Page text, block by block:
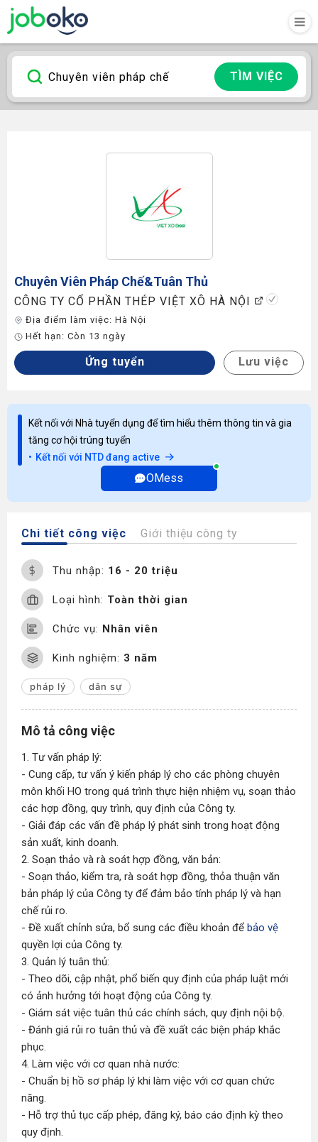
TÌM VIỆC
Chuyên Viên Pháp Chế&tuân Thủ
CÔNG TY CỔ PHẦN THÉP VIỆT XÔ HÀ NỘI
Địa điểm làm việc: Hà Nội
Hết hạn: Còn 13 ngày
Ứng tuyển Lưu việc
Kết nối với Nhà tuyển dụng để tìm hiểu thêm thông tin và gia
tăng cơ hội trúng tuyển
Kết nối với NTD đang active
OMess
Chi tiết công việc Giới thiệu công ty
Thu nhập: 16 - 20 triệu
Loại hình: Toàn thời gian
Chức vụ: Nhân viên
Kinh nghiệm: 3 năm
pháp lý dân sự
Mô tả công việc
1. Tư vấn pháp lý:
- Cung cấp, tư vấn ý kiến pháp lý cho các phòng chuyên
môn khối HO trong quá trình thực hiện nhiệm vụ, soạn thảo
các hợp đồng, quy trình, quy định của Công ty.
- Giải đáp các vấn đề pháp lý phát sinh trong hoạt động
sản xuất, kinh doanh.
2. Soạn thảo và rà soát hợp đồng, văn bản:
- Soạn thảo, kiểm tra, rà soát hợp đồng, thỏa thuận văn
bản pháp lý của Công ty để đảm bảo tính pháp lý và hạn
chế rủi ro.
- Đề xuất chỉnh sửa, bổ sung các điều khoản để bảo vệ
quyền lợi của Công ty.
3. Quản lý tuân thủ:
- Theo dõi, cập nhật, phổ biến quy định của pháp luật mới
có ảnh hưởng tới hoạt động của Công ty.
- Giám sát việc tuân thủ các chính sách, quy định nội bộ.
- Đánh giá rủi ro tuân thủ và đề xuất các biện pháp khắc
phục.
4. Làm việc với cơ quan nhà nước:
- Chuẩn bị hồ sơ pháp lý khi làm việc với cơ quan chức
năng.
- Hỗ trợ thủ tục cấp phép, đăng ký, báo cáo định kỳ theo
quy định.